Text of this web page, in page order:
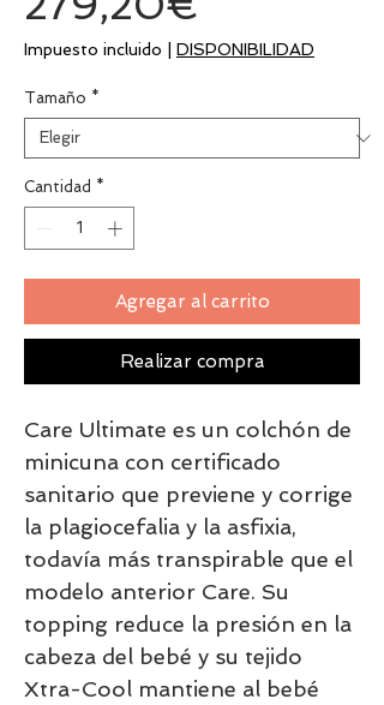
de
oferta
Impuesto incluido DISPONIBILIDAD
Tamaño *
Cantidad *
Agregar al carrito
Realizar compra
Care Ultimate es un colchón de
minicuna con certificado
sanitario que previene y corrige
la plagiocefalia y la asfixia,
todavía más transpirable que el
modelo anterior Care. Su
topping reduce la presión en la
cabeza del bebé y su tejido
Xtra-Cool mantiene al bebé